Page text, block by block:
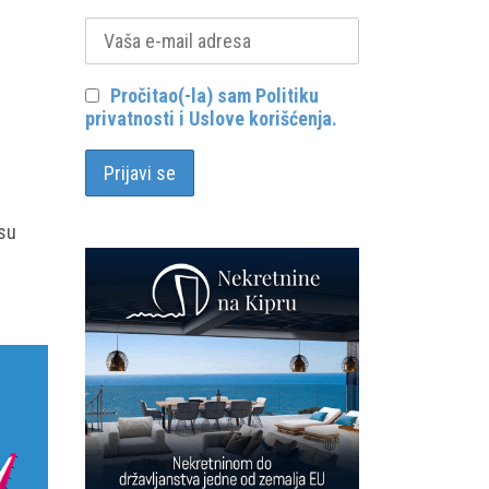
Pročitao(-la) sam Politiku
privatnosti i Uslove korišćenja.